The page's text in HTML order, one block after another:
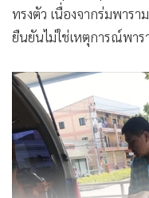
ทรงตัว เนื่องจากร่มพารา
ยืนยันไม่ใช่เหตุการณ์พาร